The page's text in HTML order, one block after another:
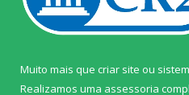
Muito mais que criar site ou
Realizamos uma assessoria